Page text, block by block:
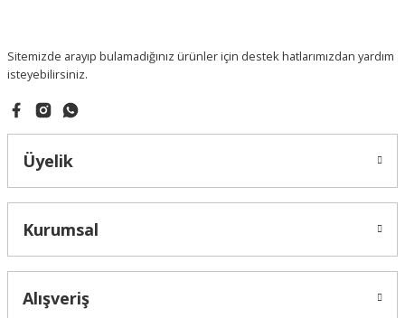
Sitemizde arayıp bulamadığınız ürünler için destek hatlarımızdan yardım
isteyebilirsiniz.
Üyelik
Kurumsal
Alışveriş